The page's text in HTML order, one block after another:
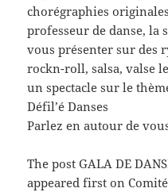
chorégraphies
professeur de danse, la
vous présenter sur des
rockn-roll, salsa, valse
un spectacle sur le
Défil’é Danses
Parlez en autour de
The post GALA DE
appeared first on